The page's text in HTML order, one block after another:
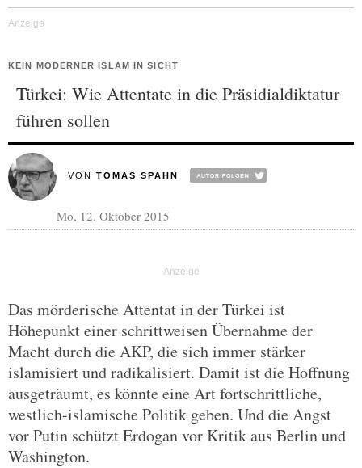
KEIN MODERNER ISLAM IN SICHT
Türkei: Wie Attentate in die Präsidialdiktatur
führen sollen
VON TOMAS SPAHN
Mo, 12. Oktober 2015
Das mörderische Attentat in der Türkei ist
Höhepunkt einer schrittweisen Übernahme der
Macht durch die AKP, die sich immer stärker
islamisiert und radikalisiert. Damit ist die Hoffnung
ausgeträumt, es könnte eine Art fortschrittliche,
westlich-islamische Politik geben. Und die Angst
vor Putin schützt Erdogan vor Kritik aus Berlin und
Washington.